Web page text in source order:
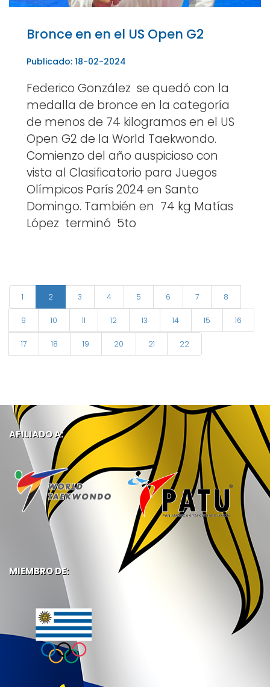
Bronce en en el US Open G2
Publicado: 18-02-2024
Federico González se quedó con la
medalla de bronce en la categoría
de menos de 74 kilogramos en el US
Open G2 de la World Taekwondo.
Comienzo del año auspicioso con
vista al Clasificatorio para Juegos
Olímpicos París 2024 en Santo
Domingo. También en 74 kg Matías
López terminó 5to
1 2 3 4 5 6 7 8
9 10 11 12 13 14 15 16
17 18 19 20 21 22
AFILIADO A:
MIEMBRO DE: